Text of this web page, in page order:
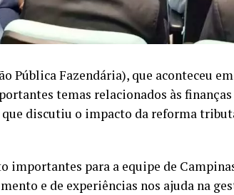
Pública Fazendária), que aconteceu
temas relacionados às
discutiu o impacto da reforma
importantes para a equipe de
e de experiências nos ajuda na